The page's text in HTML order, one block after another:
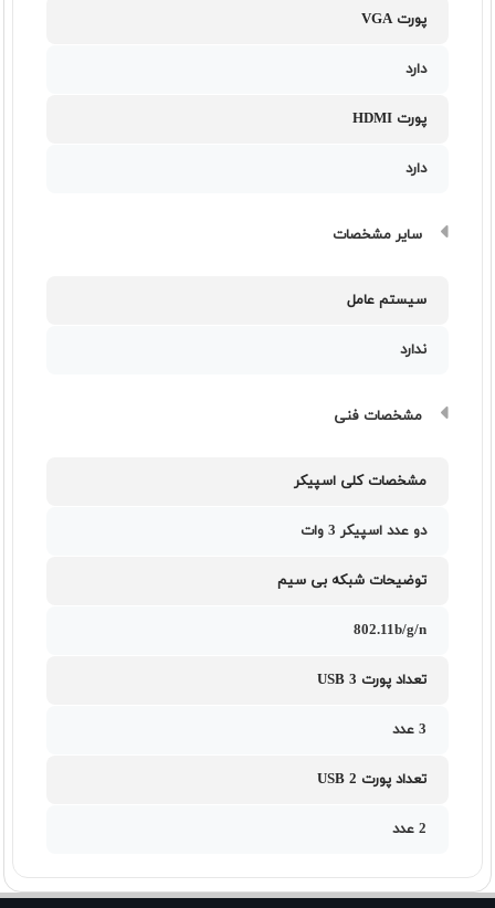
پورت VGA
دارد
پورت HDMI
دارد
سایر مشخصات
سیستم عامل
ندارد
مشخصات فنی
مشخصات کلی اسپیکر
دو عدد اسپیکر 3 وات
توضیحات شبکه بی سیم
802.11b/g/n
تعداد پورت USB 3
3 عدد
تعداد پورت USB 2
2 عدد